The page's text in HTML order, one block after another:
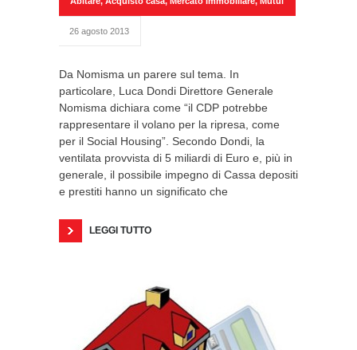
26 agosto 2013
Da Nomisma un parere sul tema. In
particolare, Luca Dondi Direttore Generale
Nomisma dichiara come “il CDP potrebbe
rappresentare il volano per la ripresa, come
per il Social Housing”. Secondo Dondi, la
ventilata provvista di 5 miliardi di Euro e, più in
generale, il possibile impegno di Cassa depositi
e prestiti hanno un significato che
LEGGI TUTTO